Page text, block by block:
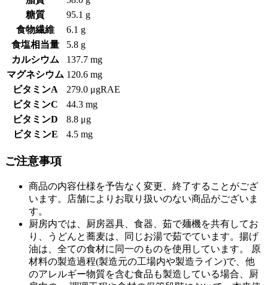
糖質
95.1 g
食物繊維
6.1 g
食塩相当量
5.8 g
カルシウム
137.7 mg
マグネシウム 120.6 mg
ビタミンA
279.0 μgRAE
ビタミンC
44.3 mg
ビタミンD
8.8 μg
ビタミンE
4.5 mg
ご注意事項
商品の内容仕様を予告なく変更、終了することがござ
います。店舗によりお取り扱いのない商品がございま
す。
厨房内では、厨房器具、食器、茹で麺機を共有してお
り、うどんと蕎麦は、同じお湯で茹でています。揚げ
油は、全ての食材に同一のものを使用しています。 原
材料の製造過程(製造元の工場内や製造ライン)で、他
のアレルギー物質を含む食品も製造している場合、厨